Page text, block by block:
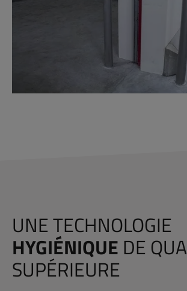
UNE TECHNOLOGIE
HYGIÉNIQUE DE
SUPÉRIEURE